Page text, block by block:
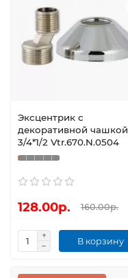
Эксцентрик с
декоративной чашкой
3/4*1/2 Vtr.670.N.0504
128.00р. 160.00р.
В корзину